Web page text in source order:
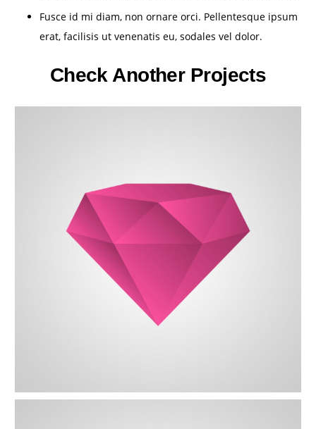
Fusce id mi diam, non ornare orci. Pellentesque ipsum
erat, facilisis ut venenatis eu, sodales vel dolor.
Check Another Projects